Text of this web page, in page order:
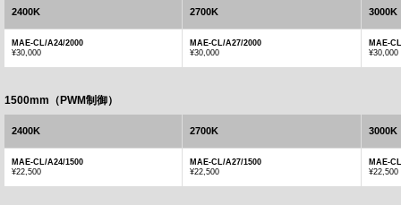
2400K 2700K 3000K
MAE-CL/A24/2000
¥30,000
MAE-CL/A27/2000
¥30,000
MAE-
¥30,000
1500mm（PWM制御）
2400K 2700K 3000K
MAE-CL/A24/1500
¥22,500
MAE-CL/A27/1500
¥22,500
MAE-
¥22,500